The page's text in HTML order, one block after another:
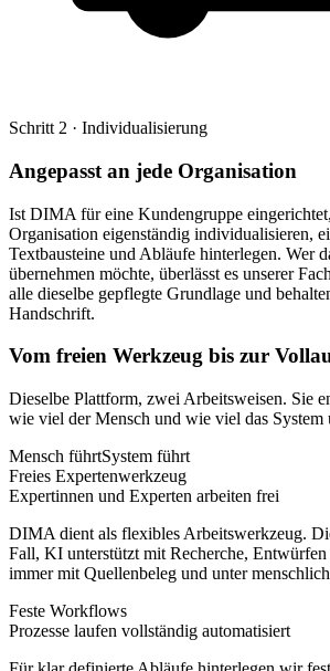
Schritt 2 · Individualisierung
Angepasst an jede Organisation
Ist DIMA für eine Kundengruppe
Organisation eigenständig individualisieren,
Textbausteine und Abläufe hinterlegen. Wer
übernehmen möchte, überlässt es unserer
alle dieselbe gepflegte Grundlage und
Handschrift.
Vom freien Werkzeug bis zur
Dieselbe Plattform, zwei Arbeitsweisen. Sie
wie viel der Mensch und wie viel das System
Mensch führtSystem führt
Freies Expertenwerkzeug
Expertinnen und Experten arbeiten frei
DIMA dient als flexibles Arbeitswerkzeug.
Fall, KI unterstützt mit Recherche,
immer mit Quellenbeleg und unter
Feste Workflows
Prozesse laufen vollständig automatisiert